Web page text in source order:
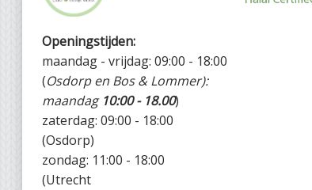
Openingstijden:
maandag - vrijdag: 09:00 - 18:00
(Osdorp en Bos & Lommer):
maandag 10:00 - 18.00)
zaterdag: 09:00 - 18:00
(Osdorp)
zondag: 11:00 - 18:00
(Utrecht